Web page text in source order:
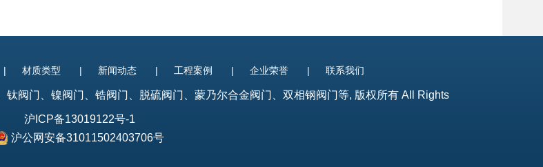
| 材质类型 | 新闻动态 | 工程案例 | 企业荣誉 | 联系我们
钛阀门 、镍阀门、锆阀门、脱硫阀门、蒙乃尔合金阀门、双相钢阀门等, 版权所有 All Rights
沪ICP备13019122号-1
沪公网安备31011502403706号